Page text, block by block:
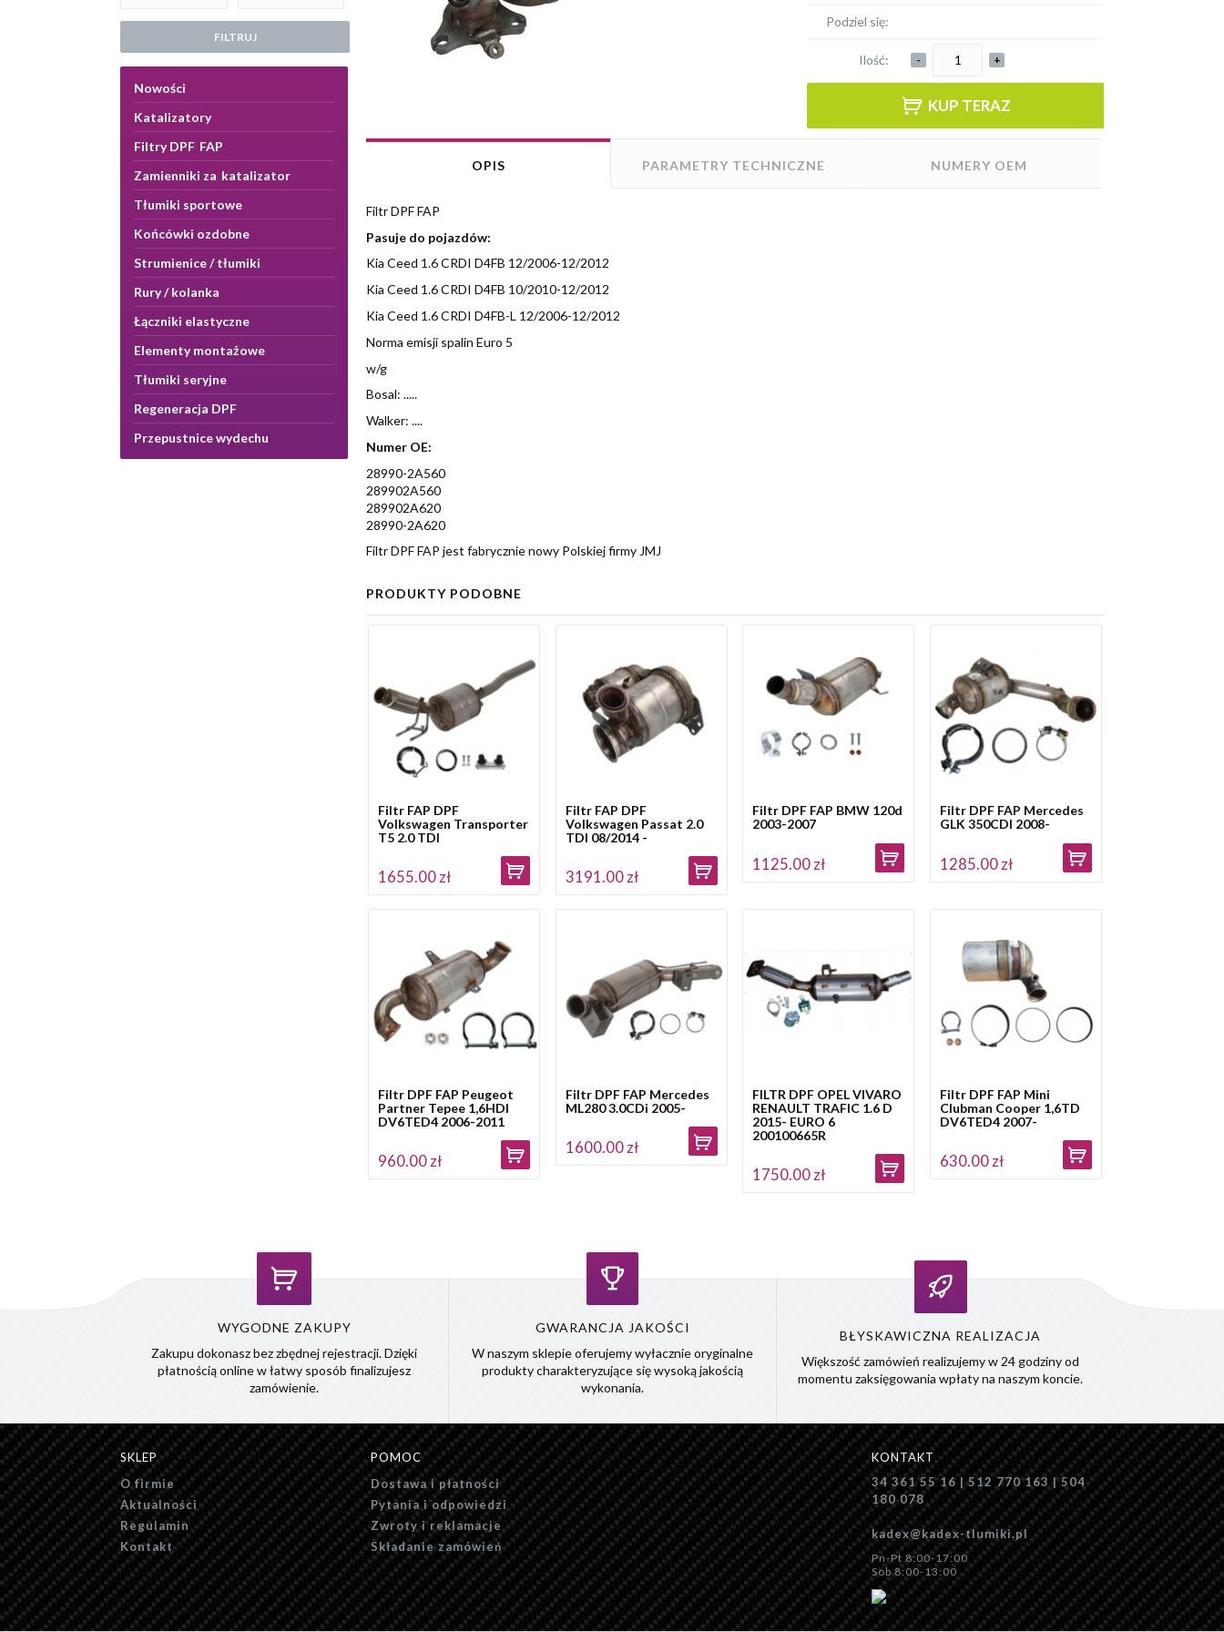
FILTRUJ
Nowości
Katalizatory
Filtry DPF FAP
Zamienniki za katalizator
Tłumiki sportowe
Końcówki ozdobne
Strumienice / tłumiki
Rury / kolanka
Łączniki elastyczne
Elementy montażowe
Tłumiki seryjne
Regeneracja DPF
Przepustnice wydechu
Podziel się:
Ilość: - +
KUP TERAZ
OPIS PARAMETRY TECHNICZNE NUMERY OEM
Filtr DPF FAP
Pasuje do pojazdów:
Kia Ceed 1.6 CRDI D4FB 12/2006-12/2012
Kia Ceed 1.6 CRDI D4FB 10/2010-12/2012
Kia Ceed 1.6 CRDI D4FB-L 12/2006-12/2012
Norma emisji spalin Euro 5
w/g
Bosal: .....
Walker: ....
Numer OE:
28990-2A560
289902A560
289902A620
28990-2A620
Filtr DPF FAP jest fabrycznie nowy Polskiej firmy JMJ
PRODUKTY PODOBNE
Filtr FAP DPF
Volkswagen Transporter
T5 2.0 TDI
1655.00 zł
Filtr FAP DPF
Volkswagen Passat 2.0
TDI 08/2014 -
3191.00 zł
Filtr DPF FAP BMW 120d
2003-2007
1125.00 zł
Filtr DPF FAP Mercedes
GLK 350CDI 2008-
1285.00 zł
Filtr DPF FAP Peugeot
Partner Tepee 1,6HDI
DV6TED4 2006-2011
960.00 zł
Filtr DPF FAP Mercedes
ML280 3.0CDi 2005-
1600.00 zł
FILTR DPF OPEL VIVARO
RENAULT TRAFIC 1.6 D
2015- EURO 6
200100665R
1750.00 zł
Filtr DPF FAP Mini
Clubman Cooper 1,6TD
DV6TED4 2007-
630.00 zł
WYGODNE ZAKUPY
Zakupu dokonasz bez zbędnej rejestracji. Dzięki
płatnością online w łatwy sposób finalizujesz
zamówienie.
GWARANCJA JAKOŚCI
W naszym sklepie oferujemy wyłacznie oryginalne
produkty charakteryzujące się wysoką jakością
wykonania.
BŁYSKAWICZNA REALIZACJA
Większość zamówień realizujemy w 24 godziny od
momentu zaksięgowania wpłaty na naszym koncie.
SKLEP
O firmie
Aktualności
Regulamin
Kontakt
POMOC
Dostawa i płatności
Pytania i odpowiedzi
Zwroty i reklamacje
Składanie zamówień
KONTAKT
34 361 55 16 | 512 770 163 | 504
180 078
kadex@kadex-tlumiki.pl
Pn-Pt 8:00-17:00
Sob 8:00-13:00